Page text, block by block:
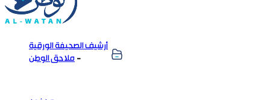
أرشيف الصحيفة الورقية
ملاحق الوطن